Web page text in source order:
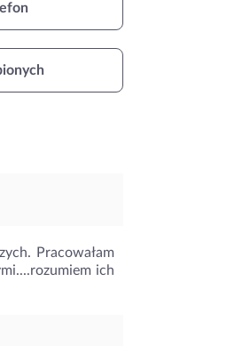
Pracowałam
ich